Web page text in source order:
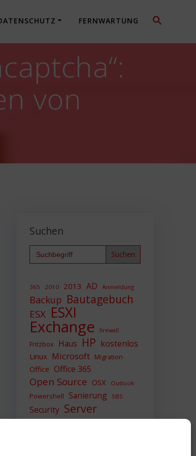
FERNWARTUNG
von
Suchen
Search
for:
365 2010 2013 AD Anmeldung
Backup Bautagebuch
ESX ESXI
Exchange firewall
Fritzbox Haus HP kostenlos
Linux Microsoft Migration
Office Office 365
Open Source OSX Outlook
Powershell Sanierung SBS
Security Server
Sicherheit SIEM